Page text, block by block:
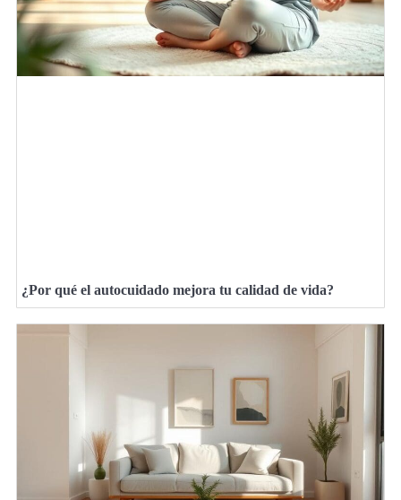
¿Por qué el autocuidado mejora tu calidad de vida?